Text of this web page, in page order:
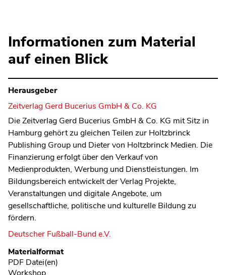
Informationen zum Material
auf einen Blick
Herausgeber
Zeitverlag Gerd Bucerius GmbH & Co. KG
Die Zeitverlag Gerd Bucerius GmbH & Co. KG mit Sitz in
Hamburg gehört zu gleichen Teilen zur Holtzbrinck
Publishing Group und Dieter von Holtzbrinck Medien. Die
Finanzierung erfolgt über den Verkauf von
Medienprodukten, Werbung und Dienstleistungen. Im
Bildungsbereich entwickelt der Verlag Projekte,
Veranstaltungen und digitale Angebote, um
gesellschaftliche, politische und kulturelle Bildung zu
fördern.
Deutscher Fußball-Bund e.V.
Metadaten
Materialformat
PDF Datei(en)